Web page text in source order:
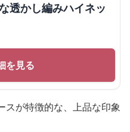
透かし編みハイネッ
を見る
スが特徴的な、上品な印象